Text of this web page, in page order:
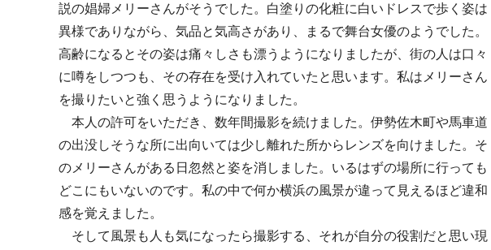
説の娼婦メリーさんがそうでした。白塗りの化粧に白いドレスで歩く姿は
異様でありながら、気品と気高さがあり、まるで舞台女優のようでした。
高齢になるとその姿は痛々しさも漂うようになりましたが、街の人は口々
に噂をしつつも、その存在を受け入れていたと思います。私はメリーさん
を撮りたいと強く思うようになりました。
本人の許可をいただき、数年間撮影を続けました。伊勢佐木町や馬車道
の出没しそうな所に出向いては少し離れた所からレンズを向けました。そ
のメリーさんがある日忽然と姿を消しました。いるはずの場所に行っても
どこにもいないのです。私の中で何か横浜の風景が違って見えるほど違和
感を覚えました。
そして風景も人も気になったら撮影する、それが自分の役割だと思い現